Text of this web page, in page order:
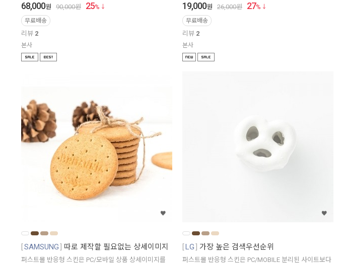
68,000원 90,000원 25%
무료배송
리뷰 2
본사
19,000원 26,000원 27%
무료배송
리뷰 2
본사
SAMSUNG 따로 제작할 필요없는 상세이미지
퍼스트몰 반응형 스킨은 PC/모바일 상품 상세이미지를
LG 가장 높은 검색우선순위
퍼스트몰 반응형 스킨은 PC/MOBILE 분리된 사이트보다